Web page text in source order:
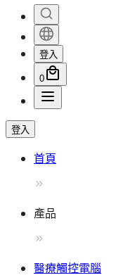
登入
0
登入
首頁
產品
醫療觸控電腦